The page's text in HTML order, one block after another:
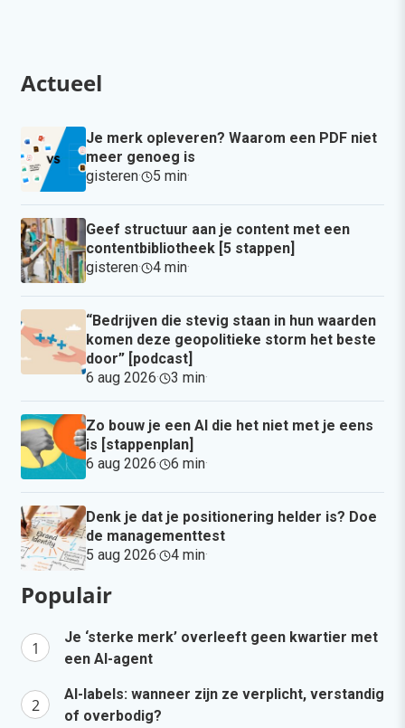
Actueel
Je merk opleveren? Waarom een PDF niet
meer genoeg is
gisteren· 5 min·
Geef structuur aan je content met een
contentbibliotheek [5 stappen]
gisteren· 4 min·
“Bedrijven die stevig staan in hun waarden
komen deze geopolitieke storm het beste
door” [podcast]
6 aug 2026· 3 min·
Zo bouw je een AI die het niet met je eens
is [stappenplan]
6 aug 2026· 6 min·
Denk je dat je positionering helder is? Doe
de managementtest
5 aug 2026· 4 min·
Populair
Je ‘sterke merk’ overleeft geen kwartier met
een AI-agent
AI-labels: wanneer zijn ze verplicht, verstandig
of overbodig?